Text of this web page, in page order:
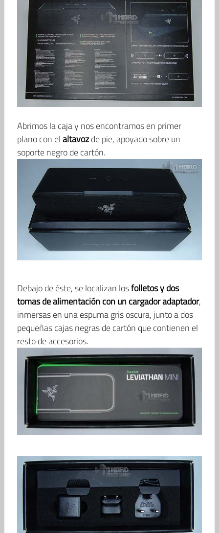
Abrimos la caja y nos encontramos en primer
plano con elaltavozde pie, apoyado sobre un
soporte negro de cartón.
Debajo de éste, se localizan losfolletos y dos
tomas de alimentación con un cargador adaptador,
inmersas en una espuma gris oscura, junto a dos
pequeñas cajas negras de cartón que contienen el
resto de accesorios.